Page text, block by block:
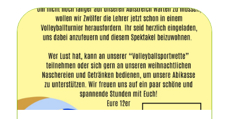
Stimmbänder ein und freut euch auf eine
Festwoche voller Harmonie! 👏